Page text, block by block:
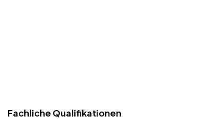
Fachliche Qualifikationen